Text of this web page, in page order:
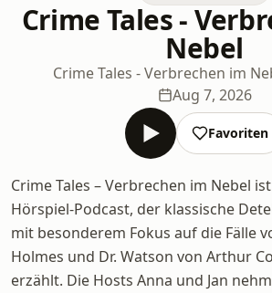
Crime Tales -
Nebel
Crime Tales - Verbrechen im
Aug 7, 2026
Favoriten
Crime Tales – Verbrechen im Nebel
Hörspiel-Podcast, der klassische
mit besonderem Fokus auf die Fälle
Holmes und Dr. Watson von Arthur
erzählt. Die Hosts Anna und Jan